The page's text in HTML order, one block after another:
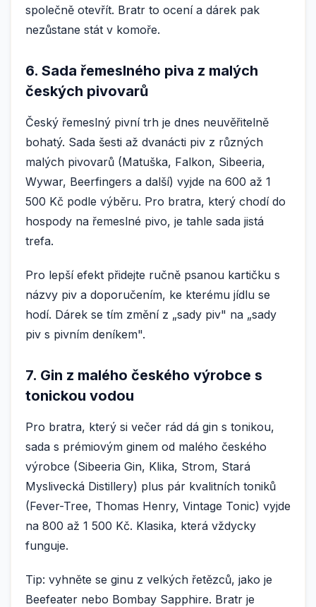
společně otevřít. Bratr to ocení a dárek pak
nezůstane stát v komoře.
6. Sada řemeslného piva z malých
českých pivovarů
Český řemeslný pivní trh je dnes neuvěřitelně
bohatý. Sada šesti až dvanácti piv z různých
malých pivovarů (Matuška, Falkon, Sibeeria,
Wywar, Beerfingers a další) vyjde na 600 až 1
500 Kč podle výběru. Pro bratra, který chodí do
hospody na řemeslné pivo, je tahle sada jistá
trefa.
Pro lepší efekt přidejte ručně psanou kartičku s
názvy piv a doporučením, ke kterému jídlu se
hodí. Dárek se tím změní z „sady piv" na „sady
piv s pivním deníkem".
7. Gin z malého českého výrobce s
tonickou vodou
Pro bratra, který si večer rád dá gin s tonikou,
sada s prémiovým ginem od malého českého
výrobce (Sibeeria Gin, Klika, Strom, Stará
Myslivecká Distillery) plus pár kvalitních toniků
(Fever-Tree, Thomas Henry, Vintage Tonic) vyjde
na 800 až 1 500 Kč. Klasika, která vždycky
funguje.
Tip: vyhněte se ginu z velkých řetězců, jako je
Beefeater nebo Bombay Sapphire. Bratr je